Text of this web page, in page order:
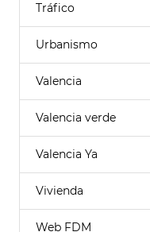
Tráfico
Urbanismo
Valencia
Valencia verde
Valencia Ya
Vivienda
Web FDM